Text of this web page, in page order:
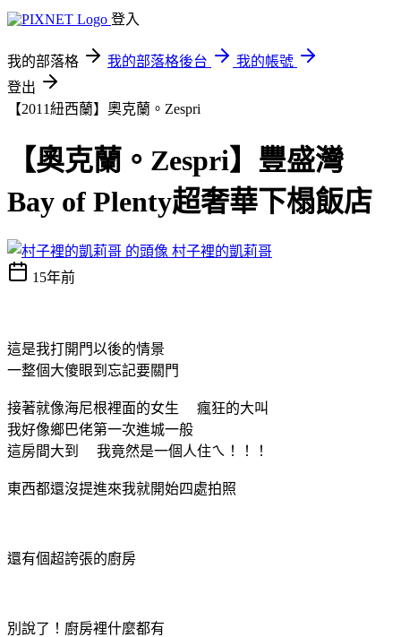
登入
我的部落格 我的部落格後台
我的帳號
登出
【2011紐西蘭】奧克蘭。Zespri
【奧克蘭。Zespri】豐盛灣
Bay of Plenty超奢華下榻飯店
村子裡的凱莉哥
15年前
這是我打開門以後的情景
一整個大傻眼到忘記要關門
接著就像海尼根裡面的女生 瘋狂的大叫
我好像鄉巴佬第一次進城一般
這房間大到 我竟然是一個人住ㄟ！！！
東西都還沒提進來我就開始四處拍照
還有個超誇張的廚房
別說了！廚房裡什麼都有